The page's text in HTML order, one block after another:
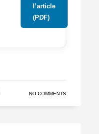
l’article
(PDF)
NO COMMENTS